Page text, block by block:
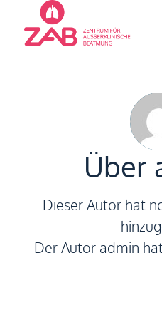
Über
Dieser Autor hat
Der Autor admin